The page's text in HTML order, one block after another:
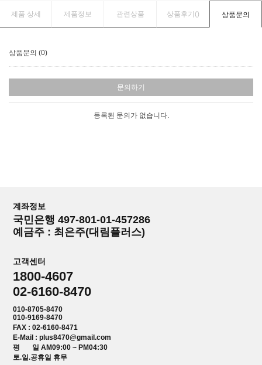
제품 상세 제품정보 관련상품 상품후기() 상품문의
상품문의 (0)
문의하기
등록된 문의가 없습니다.
계좌정보
국민은행 497-801-01-457286
예금주 : 최은주(대림플러스)
고객센터
1800-4607
02-6160-8470
010-8705-8470
010-9169-8470
FAX : 02-6160-8471
E-Mail : plus8470@gmail.com
평 일 AM09:00 ~ PM04:30
토.일.공휴일 휴무